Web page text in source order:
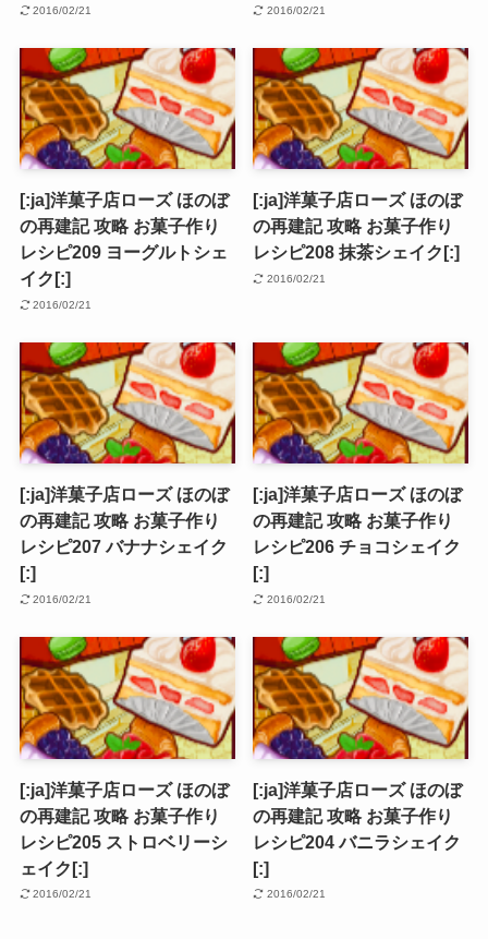
2016/02/21 2016/02/21
[:ja]洋菓子店ローズ ほのぼ
の再建記 攻略 お菓子作り
レシピ209 ヨーグルトシェ
イク[:]
2016/02/21
[:ja]洋菓子店ローズ ほのぼ
の再建記 攻略 お菓子作り
レシピ208 抹茶シェイク[:]
2016/02/21
[:ja]洋菓子店ローズ ほのぼ
の再建記 攻略 お菓子作り
レシピ207 バナナシェイク
[:]
2016/02/21
[:ja]洋菓子店ローズ ほのぼ
の再建記 攻略 お菓子作り
レシピ206 チョコシェイク
[:]
2016/02/21
[:ja]洋菓子店ローズ ほのぼ
の再建記 攻略 お菓子作り
レシピ205 ストロベリーシ
ェイク[:]
2016/02/21
[:ja]洋菓子店ローズ ほのぼ
の再建記 攻略 お菓子作り
レシピ204 バニラシェイク
[:]
2016/02/21